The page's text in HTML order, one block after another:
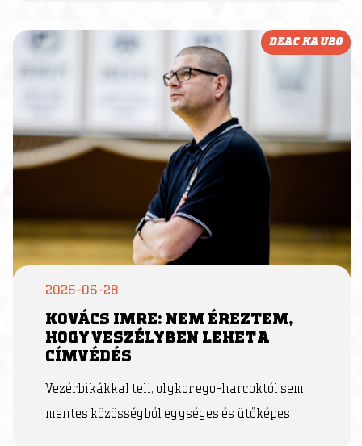
DEAC KA U20
2026-06-28
KOVÁCS IMRE: NEM ÉREZTEM,
HOGY VESZÉLYBEN LEHET A
CÍMVÉDÉS
Vezérbikákkal teli, olykor ego-harcoktól sem
mentes közösségből egységes és ütőképes